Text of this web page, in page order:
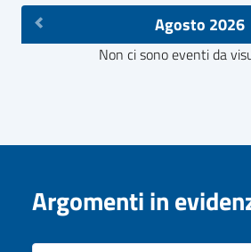
Agosto 2026
Non ci sono eventi da
Argomenti in